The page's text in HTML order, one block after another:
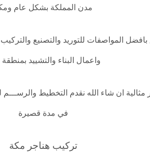
مدن المملكة بشكل عام
المواصفات للتوريد والتصنيع والتركيب
واعمال البناء والتشييد
ان شاء الله نقدم التخطيط والرســـم
في مدة قصيرة
تركيب هناجر مكة